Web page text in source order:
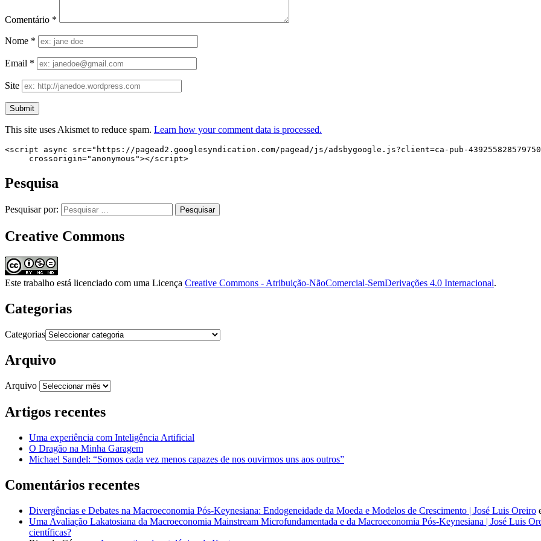
Comentário *
Nome *
Email *
Site
This site uses Akismet to reduce spam. Learn how your comment data is processed.
<script async src="https://pagead2.googlesyndication.com/pagead/js/adsbygoogle.js?client=ca-pub-
     crossorigin="anonymous"></script>
Pesquisa
Pesquisar por:
Creative Commons
Este trabalho está licenciado com uma Licença Creative Commons - Atribuição-NãoComercial-SemDerivações 4.0 Internacional.
Categorias
Categorias
Arquivo
Arquivo
Artigos recentes
Uma experiência com Inteligência Artificial
O Dragão na Minha Garagem
Michael Sandel: “Somos cada vez menos capazes de nos ouvirmos uns aos outros”
Comentários recentes
Divergências e Debates na Macroeconomia Pós-Keynesiana: Endogeneidade da Moeda e Modelos de Crescimento | José Luis Oreiro
Uma Avaliação Lakatosiana da Macroeconomia Mainstream Microfundamentada e da Macroeconomia Pós-Keynesiana | José Luis
científicas?